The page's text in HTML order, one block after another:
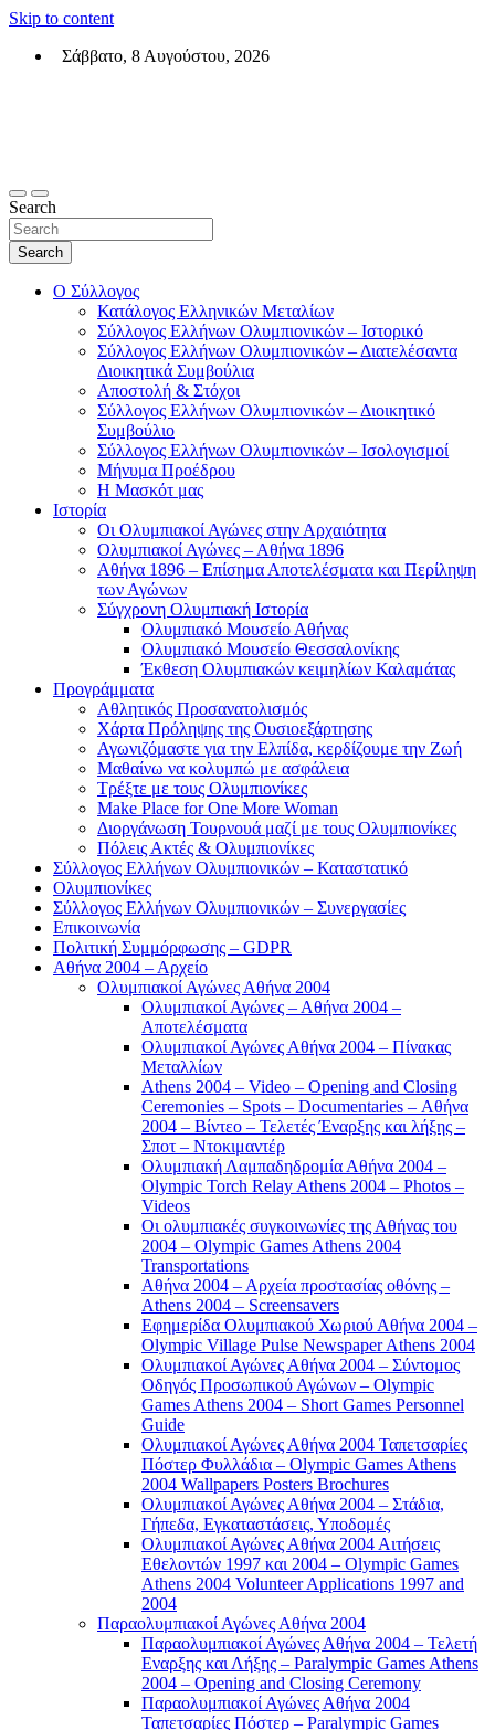
Skip to content
Σάββατο, 8 Αυγούστου, 2026
Search
Search
Ο Σύλλογος
Κατάλογος Ελληνικών Μεταλίων
Σύλλογος Ελλήνων Ολυμπιονικών – Ιστορικό
Σύλλογος Ελλήνων Ολυμπιονικών – Διατελέσαντα
Διοικητικά Συμβούλια
Αποστολή & Στόχοι
Σύλλογος Ελλήνων Ολυμπιονικών – Διοικητικό
Συμβούλιο
Σύλλογος Ελλήνων Ολυμπιονικών – Ισολογισμοί
Μήνυμα Προέδρου
Η Μασκότ μας
Ιστορία
Οι Ολυμπιακοί Αγώνες στην Αρχαιότητα
Ολυμπιακοί Αγώνες – Αθήνα 1896
Αθήνα 1896 – Επίσημα Αποτελέσματα και Περίληψη
των Αγώνων
Σύγχρονη Ολυμπιακή Ιστορία
Ολυμπιακό Μουσείο Αθήνας
Ολυμπιακό Μουσείο Θεσσαλονίκης
Έκθεση Ολυμπιακών κειμηλίων Καλαμάτας
Προγράμματα
Αθλητικός Προσανατολισμός
Χάρτα Πρόληψης της Ουσιοεξάρτησης
Αγωνιζόμαστε για την Ελπίδα, κερδίζουμε την Ζωή
Μαθαίνω να κολυμπώ με ασφάλεια
Τρέξτε με τους Ολυμπιονίκες
Make Place for One More Woman
Διοργάνωση Τουρνουά μαζί με τους Ολυμπιονίκες
Πόλεις Ακτές & Ολυμπιονίκες
Σύλλογος Ελλήνων Ολυμπιονικών – Καταστατικό
Ολυμπιονίκες
Σύλλογος Ελλήνων Ολυμπιονικών – Συνεργασίες
Επικοινωνία
Πολιτική Συμμόρφωσης – GDPR
Αθήνα 2004 – Αρχείο
Ολυμπιακοί Αγώνες Αθήνα 2004
Ολυμπιακοί Αγώνες – Αθήνα 2004 –
Αποτελέσματα
Ολυμπιακοί Αγώνες Αθήνα 2004 – Πίνακας
Μεταλλίων
Athens 2004 – Video – Opening and Closing
Ceremonies – Spots – Documentaries – Αθήνα
2004 – Βίντεο – Τελετές Έναρξης και λήξης –
Σποτ – Ντοκιμαντέρ
Ολυμπιακή Λαμπαδηδρομία Αθήνα 2004 –
Olympic Torch Relay Athens 2004 – Photos –
Videos
Οι ολυμπιακές συγκοινωνίες της Αθήνας του
2004 – Olympic Games Athens 2004
Transportations
Αθήνα 2004 – Αρχεία προστασίας οθόνης –
Athens 2004 – Screensavers
Εφημερίδα Ολυμπιακού Χωριού Αθήνα 2004 –
Olympic Village Pulse Newspaper Athens 2004
Ολυμπιακοί Αγώνες Αθήνα 2004 – Σύντομος
Οδηγός Προσωπικού Αγώνων – Olympic
Games Athens 2004 – Short Games Personnel
Guide
Ολυμπιακοί Αγώνες Αθήνα 2004 Ταπετσαρίες
Πόστερ Φυλλάδια – Olympic Games Athens
2004 Wallpapers Posters Brochures
Ολυμπιακοί Αγώνες Αθήνα 2004 – Στάδια,
Γήπεδα, Εγκαταστάσεις, Υποδομές
Ολυμπιακοί Αγώνες Αθήνα 2004 Αιτήσεις
Εθελοντών 1997 και 2004 – Olympic Games
Athens 2004 Volunteer Applications 1997 and
2004
Παραολυμπιακοί Αγώνες Αθήνα 2004
Παραολυμπιακοί Αγώνες Αθήνα 2004 – Τελετή
Εναρξης και Λήξης – Paralympic Games Athens
2004 – Opening and Closing Ceremony
Παραολυμπιακοί Αγώνες Αθήνα 2004
Ταπετσαρίες Πόστερ – Paralympic Games